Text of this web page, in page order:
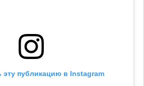
эту публикацию в Instagram